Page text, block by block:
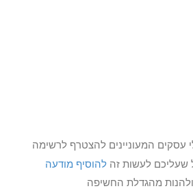
עסקים המעוניינים להצטרף לרשימה
לעשות זה להוסיף מודעה
ולהנות מהגדלת החשיפה